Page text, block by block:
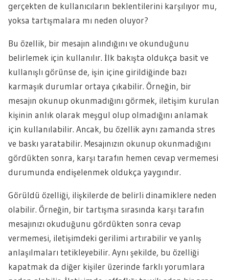
gerçekten de kullanıcıların beklentilerini karşılıyor mu,
yoksa tartışmalara mı neden oluyor?
Bu özellik, bir mesajın alındığını ve okunduğunu
belirlemek için kullanılır. İlk bakışta oldukça basit ve
kullanışlı görünse de, işin içine girildiğinde bazı
karmaşık durumlar ortaya çıkabilir. Örneğin, bir
mesajın okunup okunmadığını görmek, iletişim kurulan
kişinin anlık olarak meşgul olup olmadığını anlamak
için kullanılabilir. Ancak, bu özellik aynı zamanda stres
ve baskı yaratabilir. Mesajınızın okunup okunmadığını
gördükten sonra, karşı tarafın hemen cevap vermemesi
durumunda endişelenmek oldukça yaygındır.
Görüldü özelliği, ilişkilerde de belirli dinamiklere neden
olabilir. Örneğin, bir tartışma sırasında karşı tarafın
mesajınızı okuduğunu gördükten sonra cevap
vermemesi, iletişimdeki gerilimi artırabilir ve yanlış
anlaşılmaları tetikleyebilir. Aynı şekilde, bu özelliği
kapatmak da diğer kişiler üzerinde farklı yorumlara